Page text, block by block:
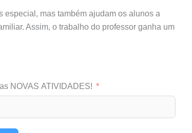
especial, mas também ajudam os alunos a
Assim, o trabalho do professor ganha um
NOVAS ATIVIDADES!